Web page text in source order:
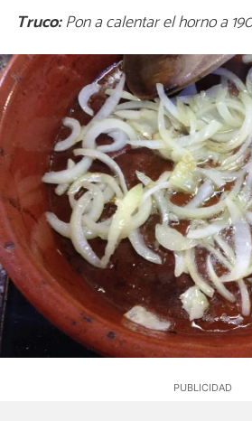
Truco:Pon a calentar el horno a